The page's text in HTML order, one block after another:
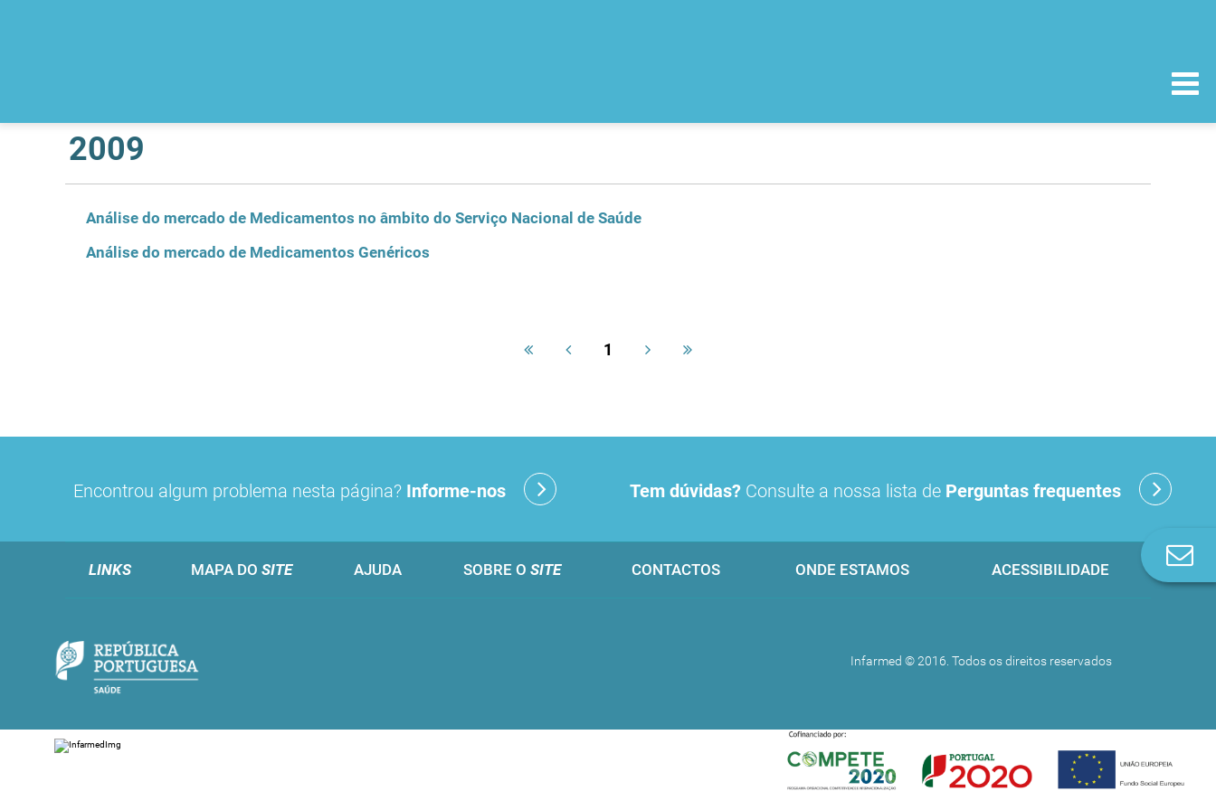
2009
Análise do mercado de Medicamentos no âmbito do Serviço Nacional de Saúde
Análise do mercado de Medicamentos Genéricos
1
Encontrou algum problema nesta página? Informe-nos Tem dúvidas? Consulte a nossa lista de Perguntas frequentes
LINKS MAPA DO SITE AJUDA SOBRE O SITE CONTACTOS ONDE ESTAMOS ACESSIBILIDADE
Infarmed © 2016. Todos os direitos reservados